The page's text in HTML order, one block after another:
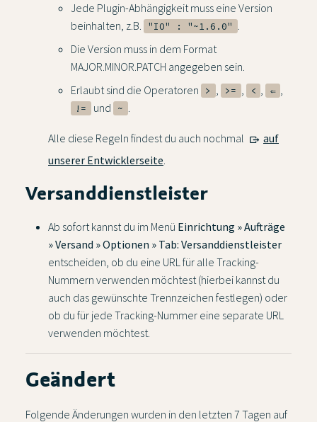
Jede Plugin-Abhängigkeit muss eine Version
beinhalten, z.B.
"IO" : "~1.6.0"
.
Die Version muss in dem Format
MAJOR.MINOR.PATCH angegeben sein.
Erlaubt sind die Operatoren
> , >= , < , ⇐ ,
!= und ~ .
Alle diese Regeln findest du auch nochmal
auf
unserer Entwicklerseite.
Versanddienstleister
Ab sofort kannst du im Menü Einrichtung » Aufträge
» Versand » Optionen » Tab: Versanddienstleister
entscheiden, ob du eine URL für alle Tracking-
Nummern verwenden möchtest (hierbei kannst du
auch das gewünschte Trennzeichen festlegen) oder
ob du für jede Tracking-Nummer eine separate URL
verwenden möchtest.
Geändert
Folgende Änderungen wurden in den letzten 7 Tagen auf